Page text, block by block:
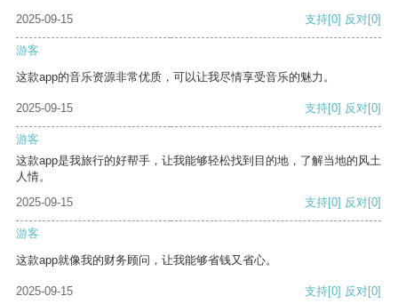
2025-09-15 支持[0] 反对[0]
游客
这款app的音乐资源非常优质，可以让我尽情享受音乐的魅力。
2025-09-15 支持[0] 反对[0]
游客
这款app是我旅行的好帮手，让我能够轻松找到目的地，了解当地的风土
人情。
2025-09-15
支持[0] 反对[0]
游客
这款app就像我的财务顾问，让我能够省钱又省心。
2025-09-15 支持[0] 反对[0]